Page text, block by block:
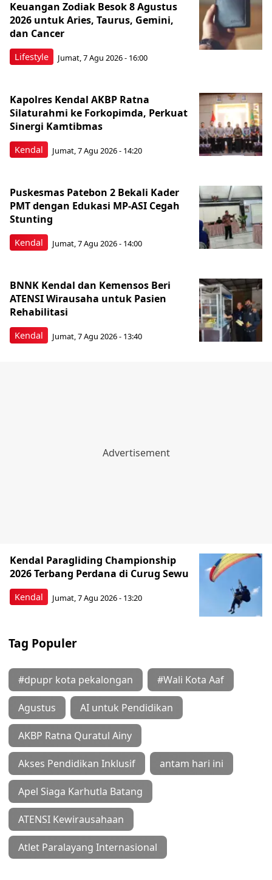
Lifestyle
Keuangan Zodiak Besok 8 Agustus
2026 untuk Aries, Taurus, Gemini,
dan Cancer
Jumat, 7 Agu 2026 - 16:00
Kendal
Kapolres Kendal AKBP Ratna
Silaturahmi ke Forkopimda, Perkuat
Sinergi Kamtibmas
Jumat, 7 Agu 2026 - 14:20
Kendal
Puskesmas Patebon 2 Bekali Kader
PMT dengan Edukasi MP-ASI Cegah
Stunting
Jumat, 7 Agu 2026 - 14:00
Kendal
BNNK Kendal dan Kemensos Beri
ATENSI Wirausaha untuk Pasien
Rehabilitasi
Jumat, 7 Agu 2026 - 13:40
Kendal
Kendal Paragliding Championship
2026 Terbang Perdana di Curug Sewu
Jumat, 7 Agu 2026 - 13:20
Tag Populer
#dpupr kota pekalongan #Wali Kota Aaf
Agustus AI untuk Pendidikan
AKBP Ratna Quratul Ainy
Akses Pendidikan Inklusif antam hari ini
Apel Siaga Karhutla Batang
ATENSI Kewirausahaan
Atlet Paralayang Internasional